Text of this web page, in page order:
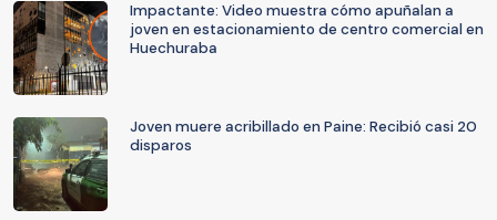
Impactante: Video muestra cómo apuñalan a
joven en estacionamiento de centro comercial en
Huechuraba
Joven muere acribillado en Paine: Recibió casi 20
disparos